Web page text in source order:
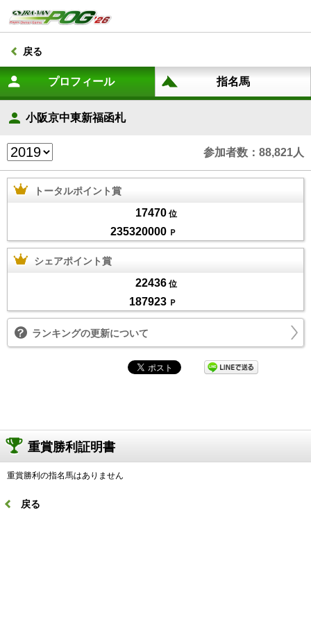
戻る
小阪京中東新福函札
参加者数：88,821人
トータルポイント賞
17470 位
235320000 Ｐ
シェアポイント賞
22436 位
187923 Ｐ
ランキングの更新について
重賞勝利証明書
重賞勝利の指名馬はありません
戻る